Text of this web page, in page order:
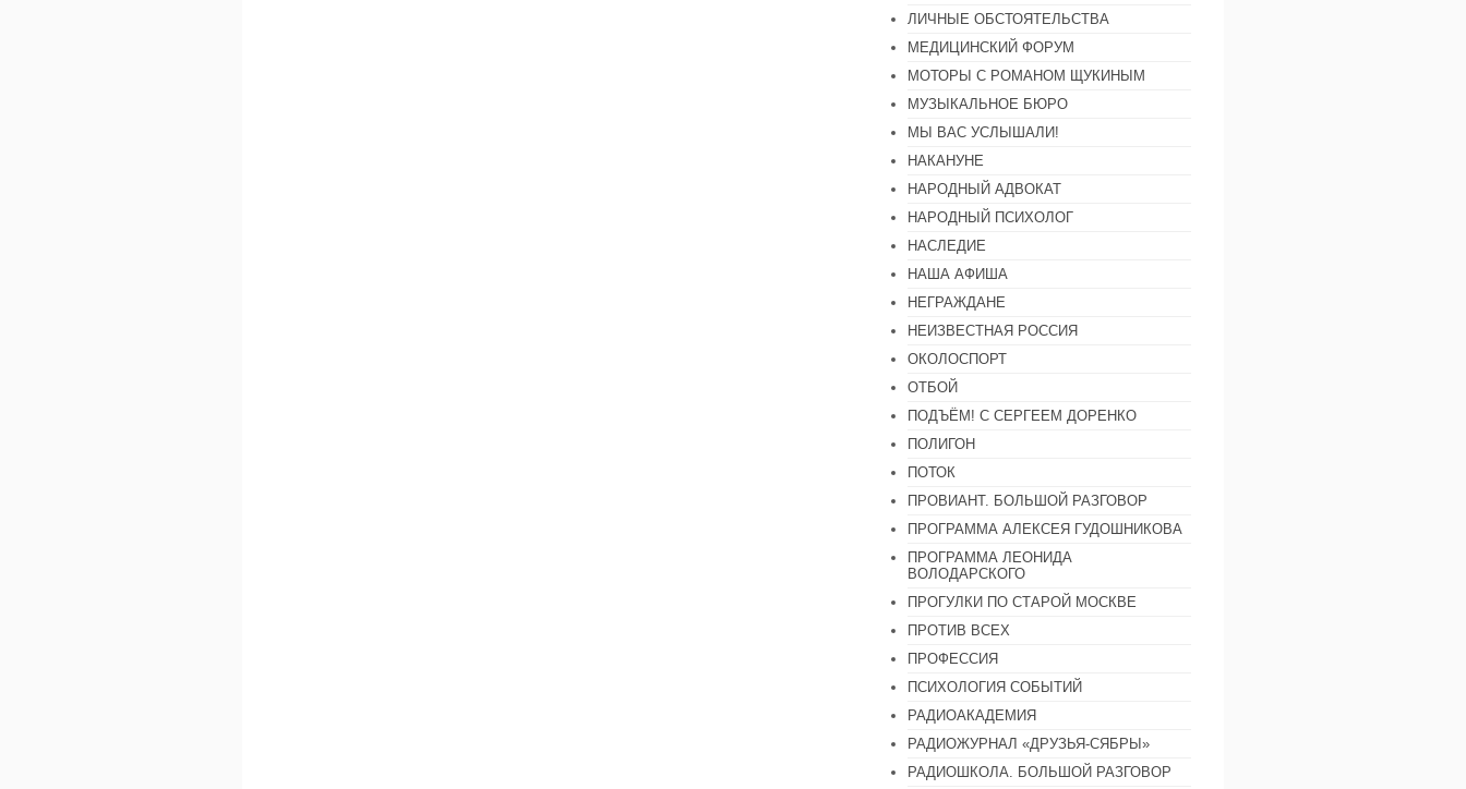
ЛИЧНЫЕ ОБСТОЯТЕЛЬСТВА
МЕДИЦИНСКИЙ ФОРУМ
МОТОРЫ С РОМАНОМ ЩУКИНЫМ
МУЗЫКАЛЬНОЕ БЮРО
МЫ ВАС УСЛЫШАЛИ!
НАКАНУНЕ
НАРОДНЫЙ АДВОКАТ
НАРОДНЫЙ ПСИХОЛОГ
НАСЛЕДИЕ
НАША АФИША
НЕГРАЖДАНЕ
НЕИЗВЕСТНАЯ РОССИЯ
ОКОЛОСПОРТ
ОТБОЙ
ПОДЪЁМ! С СЕРГЕЕМ ДОРЕНКО
ПОЛИГОН
ПОТОК
ПРОВИАНТ. БОЛЬШОЙ РАЗГОВОР
ПРОГРАММА АЛЕКСЕЯ ГУДОШНИКОВА
ПРОГРАММА ЛЕОНИДА
ВОЛОДАРСКОГО
ПРОГУЛКИ ПО СТАРОЙ МОСКВЕ
ПРОТИВ ВСЕХ
ПРОФЕССИЯ
ПСИХОЛОГИЯ СОБЫТИЙ
РАДИОАКАДЕМИЯ
РАДИОЖУРНАЛ «ДРУЗЬЯ-СЯБРЫ»
РАДИОШКОЛА. БОЛЬШОЙ РАЗГОВОР